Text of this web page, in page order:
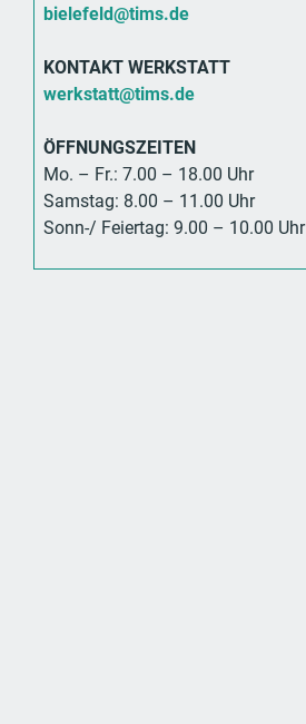
bielefeld@tims.de
KONTAKT WERKSTATT
werkstatt@tims.de
ÖFFNUNGSZEITEN
Mo. – Fr.: 7.00 – 18.00 Uhr
Samstag: 8.00 – 11.00 Uhr
Sonn-/ Feiertag: 9.00 – 10.00 Uhr